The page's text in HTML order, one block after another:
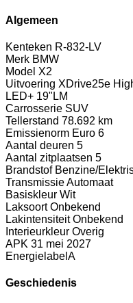
Algemeen
Kenteken R-832-LV
Merk BMW
Model X2
Uitvoering XDrive25e
LED+ 19"LM
Carrosserie SUV
Tellerstand 78.692 km
Emissienorm Euro 6
Aantal deuren 5
Aantal zitplaatsen 5
Brandstof Benzine/
TransmissieAutomaat
Basiskleur Wit
Laksoort Onbekend
Lakintensiteit Onbekend
Interieurkleur Overig
APK 31 mei 2027
Energielabel A
Geschiedenis